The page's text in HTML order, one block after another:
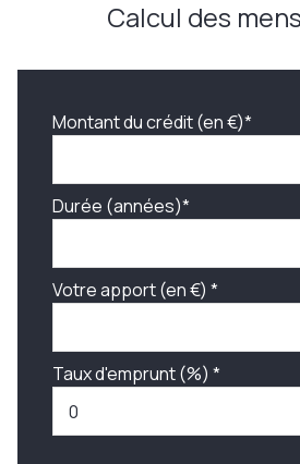
Calcul des
Montant du crédit (en €)*
Durée (années)*
Votre apport (en €) *
Taux d'emprunt (%) *